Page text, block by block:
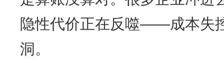
隐性代价正在反噬——成本失
洞。